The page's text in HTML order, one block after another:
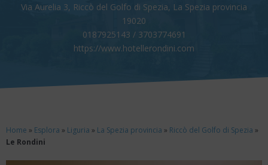
Via Aurelia 3, Riccò del Golfo di Spezia, La Spezia provincia
19020
0187925143 / 3703774691
https://www.hotellerondini.com
Home » Esplora » Liguria » La Spezia provincia » Riccò del Golfo di Spezia »
Le Rondini